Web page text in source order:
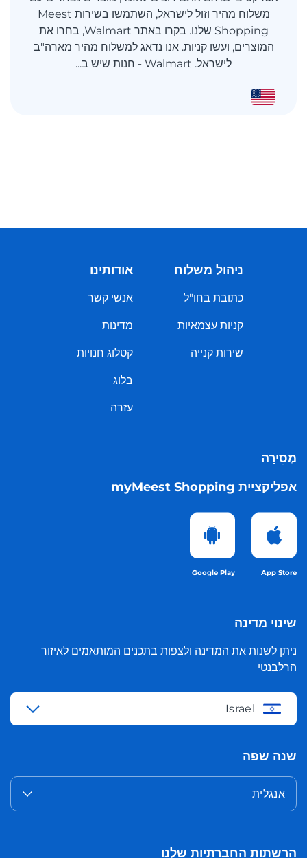
משלוח מהיר וזול לישראל, השתמשו בשירות Meest
Shopping שלנו. בקרו באתר Walmart, בחרו את
המוצרים, ועשו קניות. אנו נדאג למשלוח מהיר מארה"ב
לישראל. Walmart - חנות שיש ב...
ניהול משלוח
כתובת בחו"ל
קניות עצמאיות
שירות קנייה
אודותינו
אנשי קשר
מדינות
קטלוג חנויות
בלוג
עזרה
מְסִירָה
אפליקציית myMeest Shopping
App Store
Google Play
שינוי מדינה
ניתן לשנות את המדינה ולצפות בתכנים המותאמים לאיזור
הרלבנטי
Israel
שנה שפה
אנגלית
הרשתות החברתיות שלנו